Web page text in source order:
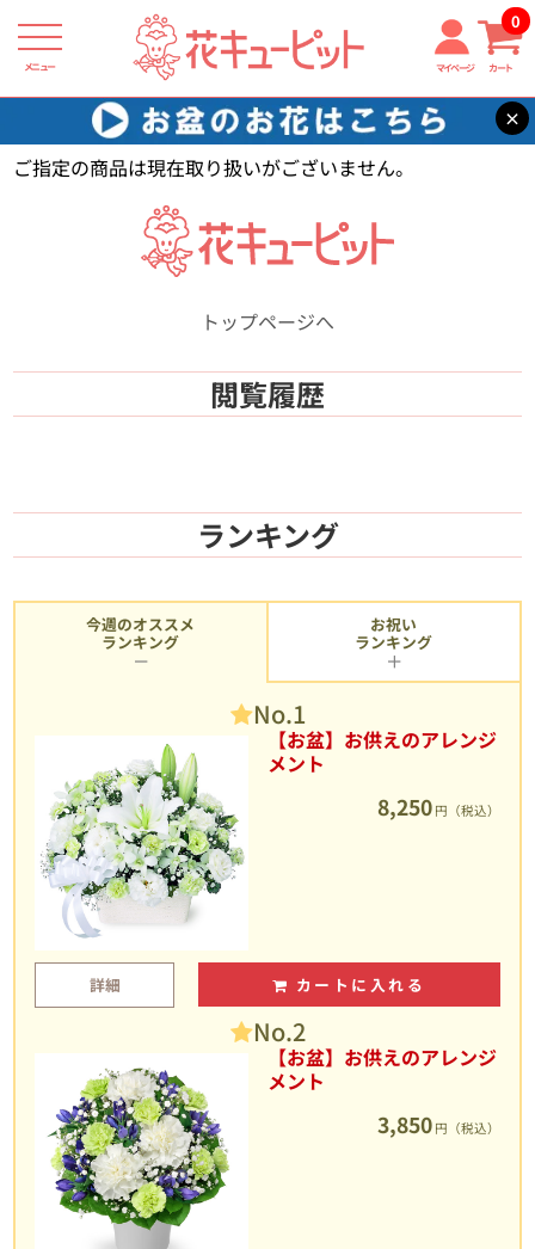
メニュー マイページ カート
0
×
花キューピット 【】
ご指定の商品は現在取り扱いがございません。
トップページへ
閲覧履歴
ランキング
今週のオススメ
ランキング
No.1
【お盆】お供えのアレンジ
メント
8,250 円（税込）
詳細 カートに入れる
No.2
【お盆】お供えのアレンジ
メント
3,850 円（税込）
お祝い
ランキング